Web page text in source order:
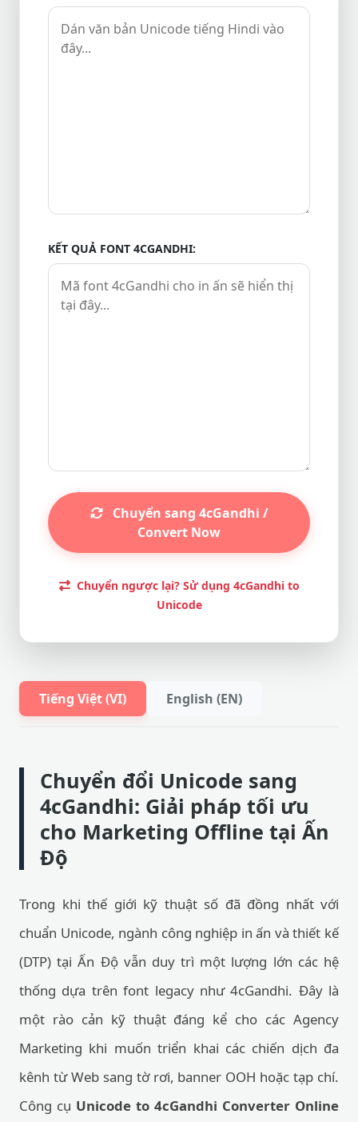
KẾT QUẢ FONT 4CGANDHI:
Chuyển sang 4cGandhi /
Convert Now
Chuyển ngược lại? Sử dụng 4cGandhi to
Unicode
Tiếng Việt (VI) English (EN)
Chuyển đổi Unicode sang
4cGandhi: Giải pháp tối ưu
cho Marketing Offline tại Ấn
Độ
Trong khi thế giới kỹ thuật số đã đồng nhất với
chuẩn Unicode, ngành công nghiệp in ấn và thiết kế
(DTP) tại Ấn Độ vẫn duy trì một lượng lớn các hệ
thống dựa trên font legacy như 4cGandhi. Đây là
một rào cản kỹ thuật đáng kể cho các Agency
Marketing khi muốn triển khai các chiến dịch đa
kênh từ Web sang tờ rơi, banner OOH hoặc tạp chí.
Công cụ Unicode to 4cGandhi Converter Online